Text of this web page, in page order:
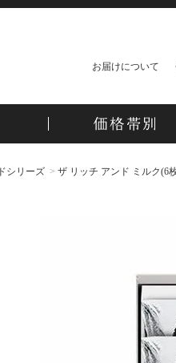
お届けについて
シリーズ ザ リッチ アンド ミルク(6